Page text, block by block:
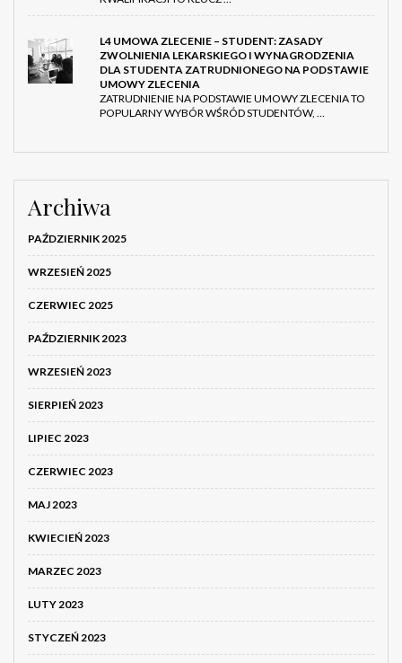
L4 UMOWA ZLECENIE – STUDENT: ZASADY
ZWOLNIENIA LEKARSKIEGO I WYNAGRODZENIA
DLA STUDENTA ZATRUDNIONEGO NA PODSTAWIE
UMOWY ZLECENIA
ZATRUDNIENIE NA PODSTAWIE UMOWY ZLECENIA TO
POPULARNY WYBÓR WŚRÓD STUDENTÓW, …
Archiwa
PAŹDZIERNIK 2025
WRZESIEŃ 2025
CZERWIEC 2025
PAŹDZIERNIK 2023
WRZESIEŃ 2023
SIERPIEŃ 2023
LIPIEC 2023
CZERWIEC 2023
MAJ 2023
KWIECIEŃ 2023
MARZEC 2023
LUTY 2023
STYCZEŃ 2023